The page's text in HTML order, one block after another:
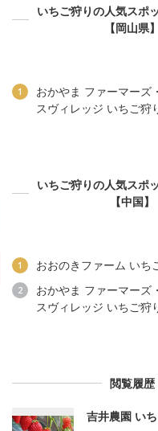
いちご狩りの人気スポ
【岡山県】
1
おかやま ファーマーズ
スヴィレッジ いちご狩
いちご狩りの人気スポ
【中国】
1 おおのきファーム いち
2
おかやま ファーマーズ
スヴィレッジ いちご狩
閲覧履歴
吉井農園 い